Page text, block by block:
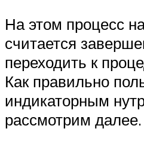
На этом процесс
считается
переходить к
Как правильно
индикаторным
рассмотрим далее.